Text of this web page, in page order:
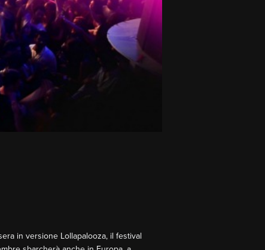
in versione Lollapalooza, il festival